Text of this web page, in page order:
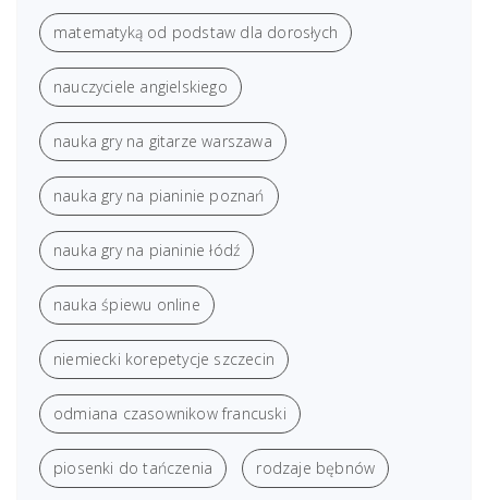
matematyką od podstaw dla dorosłych
nauczyciele angielskiego
nauka gry na gitarze warszawa
nauka gry na pianinie poznań
nauka gry na pianinie łódź
nauka śpiewu online
niemiecki korepetycje szczecin
odmiana czasownikow francuski
piosenki do tańczenia rodzaje bębnów